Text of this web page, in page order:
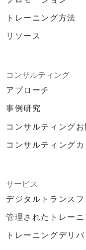
トレーニング方法
リソース
コンサルティング
アプローチ
事例研究
コンサルティング
コンサルティング
サービス
デジタルトランス
管理されたトレー
トレーニングデリ